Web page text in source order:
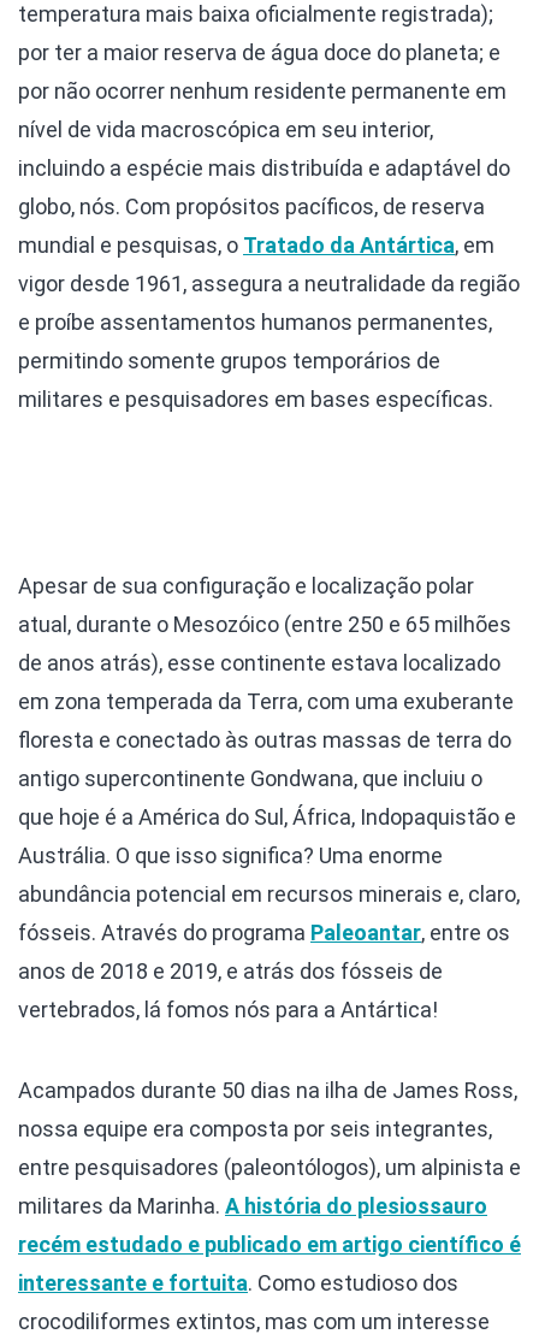
temperatura mais baixa oficialmente registrada);
por ter a maior reserva de água doce do planeta; e
por não ocorrer nenhum residente permanente em
nível de vida macroscópica em seu interior,
incluindo a espécie mais distribuída e adaptável do
globo, nós. Com propósitos pacíficos, de reserva
mundial e pesquisas, o Tratado da Antártica, em
vigor desde 1961, assegura a neutralidade da região
e proíbe assentamentos humanos permanentes,
permitindo somente grupos temporários de
militares e pesquisadores em bases específicas.
Apesar de sua configuração e localização polar
atual, durante o Mesozóico (entre 250 e 65 milhões
de anos atrás), esse continente estava localizado
em zona temperada da Terra, com uma exuberante
floresta e conectado às outras massas de terra do
antigo supercontinente Gondwana, que incluiu o
que hoje é a América do Sul, África, Indopaquistão e
Austrália. O que isso significa? Uma enorme
abundância potencial em recursos minerais e, claro,
fósseis. Através do programa Paleoantar, entre os
anos de 2018 e 2019, e atrás dos fósseis de
vertebrados, lá fomos nós para a Antártica!
Acampados durante 50 dias na ilha de James Ross,
nossa equipe era composta por seis integrantes,
entre pesquisadores (paleontólogos), um alpinista e
militares da Marinha. A história do plesiossauro
recém estudado e publicado em artigo científico é
interessante e fortuita. Como estudioso dos
crocodiliformes extintos, mas com um interesse